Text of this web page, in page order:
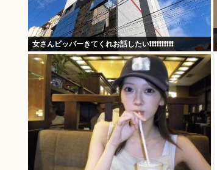
女さんビッパーきてくれお話したい❗❗❗❗❗❗❗❗❗❗